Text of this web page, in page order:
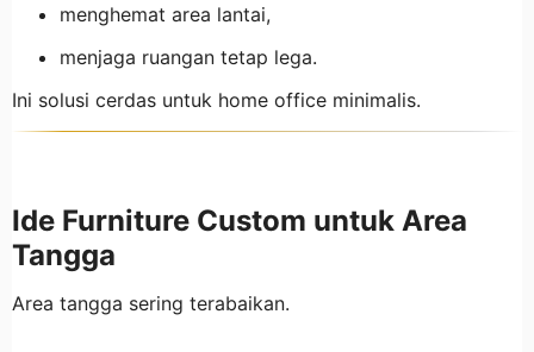
menghemat area lantai,
menjaga ruangan tetap lega.
Ini solusi cerdas untuk home office minimalis.
Ide Furniture Custom untuk Area
Tangga
Area tangga sering terabaikan.